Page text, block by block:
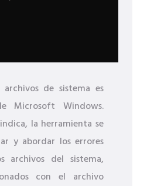
de sistema es
Microsoft Windows.
la herramienta se
y abordar los errores
archivos del sistema,
con el archivo